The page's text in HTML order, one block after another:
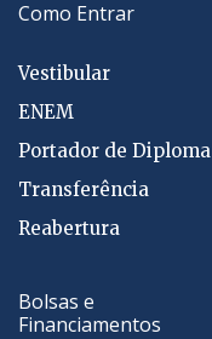
Como Entrar
Vestibular
ENEM
Portador de Diploma
Transferência
Reabertura
Bolsas e
Financiamentos